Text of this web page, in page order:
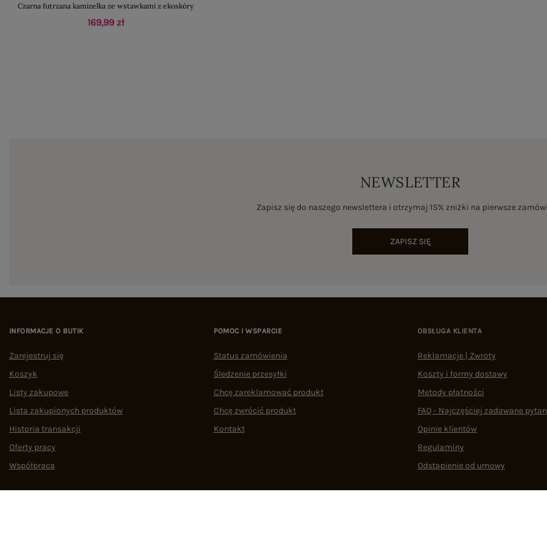
Czarna futrzana kamizelka ze wstawkami z ekoskóry
169,99 zł
NEWSLETTER
Zapisz się do naszego newslettera i otrzymaj 15% zniżki na pierwsze
ZAPISZ SIĘ
INFORMACJE O BUTIK
Zarejestruj się
Koszyk
Listy zakupowe
Lista zakupionych produktów
Historia transakcji
Oferty pracy
Współpraca
POMOC I WSPARCIE
Status zamówienia
Śledzenie przesyłki
Chcę zareklamować produkt
Chcę zwrócić produkt
Kontakt
OBSŁUGA KLIENTA
Reklamacje | Zwroty
Koszty i formy dostawy
Metody płatności
FAQ - Najczęściej zadawane
Opinie klientów
Regulaminy
Odstąpienie od umowy